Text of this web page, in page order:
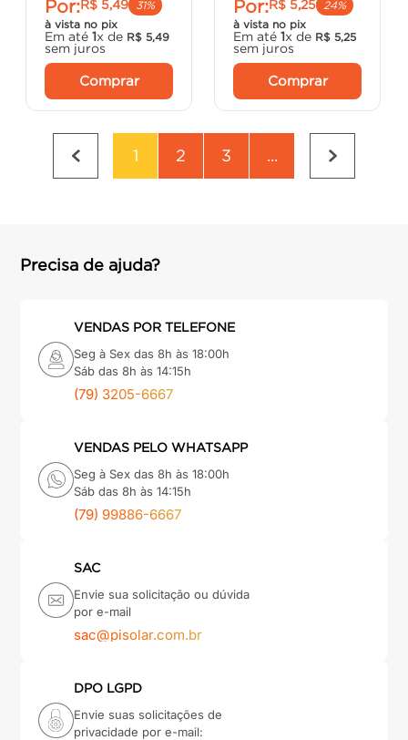
Por:R$ 5,49
31%
à vista no pix
Em até 1x de R$ 5,49
sem juros
Comprar
Por:R$ 5,25
24%
à vista no pix
Em até 1x de R$ 5,25
sem juros
Comprar
1 2 3 ...
Precisa de ajuda?
VENDAS POR TELEFONE
Seg à Sex das 8h às 18:00h
Sáb das 8h às 14:15h
(79) 3205-6667
VENDAS PELO WHATSAPP
Seg à Sex das 8h às 18:00h
Sáb das 8h às 14:15h
(79) 99886-6667
SAC
Envie sua solicitação ou dúvida
por e-mail
sac@pisolar.com.br
DPO LGPD
Envie suas solicitações de
privacidade por e-mail: